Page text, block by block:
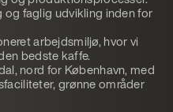
og faglig udvikling inden for
arbejdsmiljø, hvor vi
bedste kaffe.
nord for København, med
grønne områder